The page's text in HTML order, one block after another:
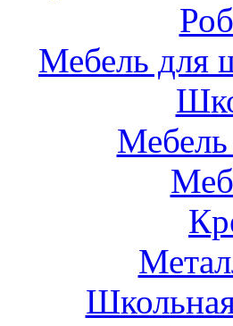
Мебель для
Мебель